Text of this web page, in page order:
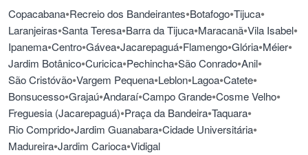
Copacabana•Recreio dos Bandeirantes•Botafogo•Tijuca•
Laranjeiras•Santa Teresa•Barra da Tijuca•Maracanã•Vila Isabel•
Ipanema•Centro•Gávea•Jacarepaguá•Flamengo•Glória•Méier•
Jardim Botânico•Curicica•Pechincha•São Conrado•Anil•
São Cristóvão•Vargem Pequena•Leblon•Lagoa•Catete•
Bonsucesso•Grajaú•Andaraí•Campo Grande•Cosme Velho•
Freguesia (Jacarepaguá)•Praça da Bandeira•Taquara•
Rio Comprido•Jardim Guanabara•Cidade Universitária•
Madureira•Jardim Carioca•Vidigal